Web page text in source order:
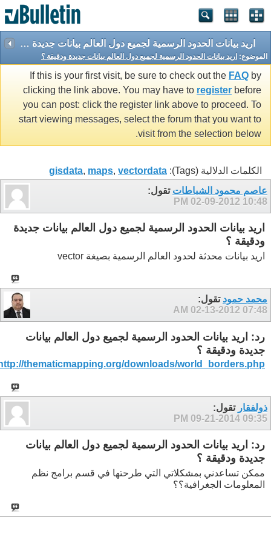
اريد بيانات الحدود الرسمية لجميع دول العالم بيانات جديدة ودقيقة ؟
الموضوع: اريد بيانات الحدود الرسمية لجميع دول العالم بيانات جديدة ودقيقة ؟
If this is your first visit, be sure to check out the FAQ by
clicking the link above. You may have to register before
you can post: click the register link above to proceed. To
start viewing messages, select the forum that you want to
visit from the selection below.
الكلمات الدلالية (Tags): gisdata, maps, vectordata
عاصم محمود الشباطات تقول:
02-09-2012 10:48 PM
اريد بيانات الحدود الرسمية لجميع دول العالم بيانات جديدة
ودقيقة ؟
اريد بيانات محدثة لحدود العالم الرسمية بصيغة vector
محمد حمود تقول:
02-13-2012 07:48 AM
رد: اريد بيانات الحدود الرسمية لجميع دول العالم بيانات
جديدة ودقيقة ؟
thematicmapping.org/downloads/world_borders.php
ذولفقار تقول:
09-21-2014 09:35 PM
رد: اريد بيانات الحدود الرسمية لجميع دول العالم بيانات
جديدة ودقيقة ؟
ممكن تساعدني بمشكلاتي التي طرحتها في قسم برامج نظم
المعلومات الجغرافية؟؟